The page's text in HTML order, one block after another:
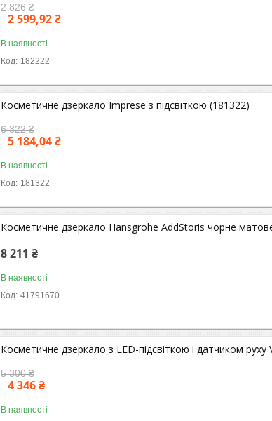
2 826 ₴
2 599,92 ₴
В наявності
182222
Косметичне дзеркало Imprese з підсвіткою (181322)
6 322 ₴
5 184,04 ₴
В наявності
181322
Косметичне дзеркало Hansgrohe AddStoris чорне
8 211 ₴
В наявності
41791670
Косметичне дзеркало з LED-підсвіткою і датчиком
5 300 ₴
4 346 ₴
В наявності